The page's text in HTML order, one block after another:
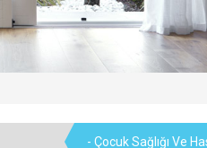
- Çocuk Sağlığı Ve